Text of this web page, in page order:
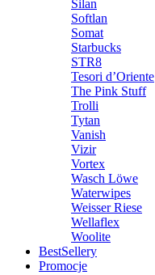
Silan
Softlan
Somat
Starbucks
STR8
Tesori d’Oriente
The Pink Stuff
Trolli
Tytan
Vanish
Vizir
Vortex
Wasch Löwe
Waterwipes
Weisser Riese
Wellaflex
Woolite
BestSellery
Promocje